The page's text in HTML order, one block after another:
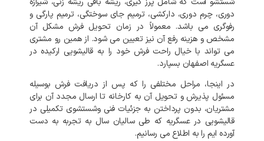
دوری، چرم دوری، دارکشی، ترمیم جای سوختگی، ترمیم پارگی و
رفوگری می باشد. معمولاً در زمان تحویل فرش مشکل آن
مشخص و هزینه رفع آن نیز تعیین می شود. از همین رو مشتری
می تواند با خیال راحت فرش خود را به قالیشویی ارکیده در
عسگریه اصفهان بسپارد.
در اینجا، مراحل مختلفی را که پس از دریافت فرش بوسیله
مسئول پذیرش و تحویل آن به کارخانه تا ارسال مجدد آن برای
مشتریان، بدون پرداختن به جزئیات فنی وشستشوی تکمیلی در
قالیشویی در عسگریه که طی سالیان سال به تجربه به دست
آورده ایم را به اطلاع می رسانیم.